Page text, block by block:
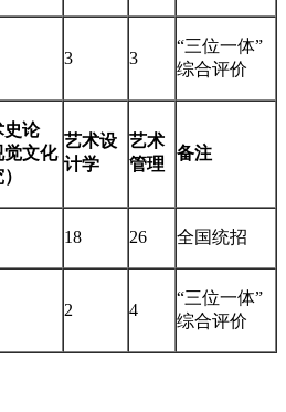
3 3
“三位一体”
综合评价
史论
觉文化
艺术设
计学
艺术
管理
备注
18 26 全国统招
2 4
“三位一体”
综合评价